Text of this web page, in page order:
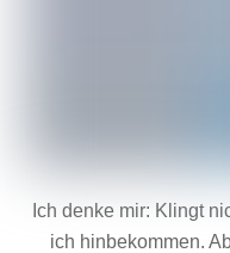
Ich denke mir: Klingt
ich hinbekommen.